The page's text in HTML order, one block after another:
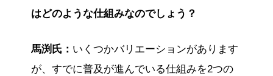
はどのような仕組みなのでしょう？
馬渕氏： いくつかバリエーションがあります
が、すでに普及が進んでいる仕組みを2つの